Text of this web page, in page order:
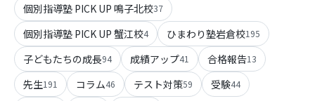
個別指導塾 PICK UP 鳴子北校37
個別指導塾 PICK UP 蟹江校4 ひまわり塾岩倉校195
子どもたちの成長94 成績アップ41 合格報告13
先生191 コラム46 テスト対策59 受験44